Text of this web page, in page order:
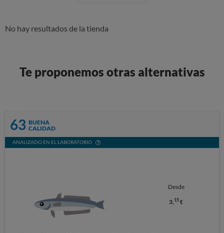
No hay resultados de la tienda
Te proponemos otras alternativas
63 BUENA
CALIDAD
ANALIZADO EN EL LABORATORIO
Desde
3, 15 €